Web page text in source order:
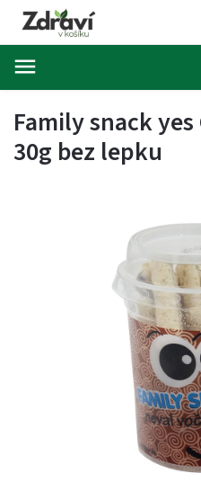
Family snack
30g bez lepku